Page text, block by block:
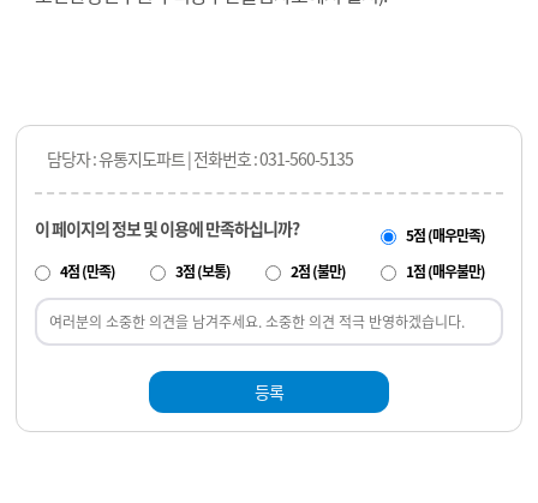
담당자 : 유통지도파트 | 전화번호 : 031-560-5135
이 페이지의 정보 및 이용에 만족하십니까?
5점 (매우만족)
4점 (만족)
3점 (보통) 2점 (불만) 1점 (매우불만)
등록